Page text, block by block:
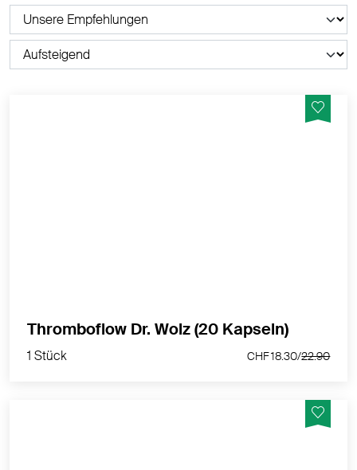
1 Stück CHF 18.30/
Thromboflow Dr. Wolz (20 Kapseln)
1 Stück CHF 18.30/22.90